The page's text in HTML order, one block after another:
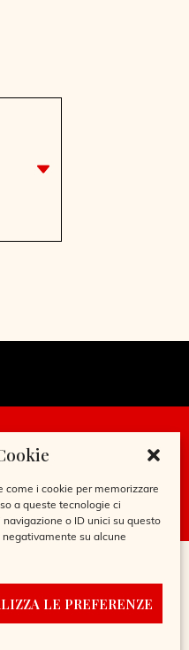
come i cookie per memorizzare
a queste tecnologie ci
o ID unici su questo
su alcune
LE PREFERENZE
LA
BIBLIOTECA